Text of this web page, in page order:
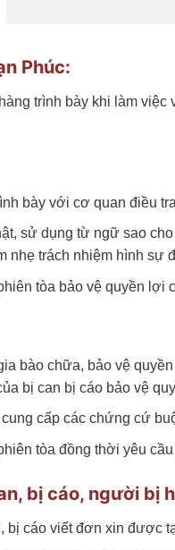
Phúc:
trình bày khi làm
bày với cơ quan điều
sử dụng từ ngữ sao
nhẹ trách nhiệm hình sự
tòa bảo vệ quyền lợi
bào chữa, bảo vệ
bị can bị cáo bảo vệ
cấp các chứng cứ
tòa đồng thời yêu
bị cáo, người bị
cáo viết đơn xin được